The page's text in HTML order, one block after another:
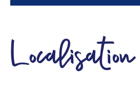
Localisation